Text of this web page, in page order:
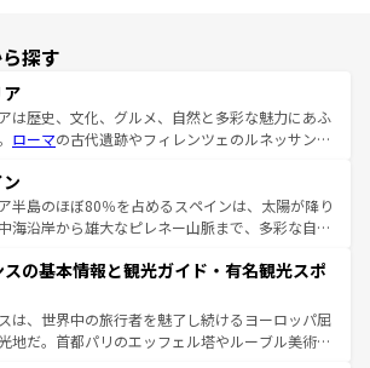
探す
ア
は歴史、文化、グルメ、自然と多彩な魅力にあふ
ローマの古代遺跡やフィレンツェのルネッサンス
スカーナの美しい田園風景やアマルフィ海岸の絶
自然景観も見逃せない。観光の合間には、本場の
スタなど、絶品のイタリア料理を堪能することも
れるイタリアで、忘れられない旅をしてみよう！
着のイタリア情報は
半島のほぼ80％を占めるスペインは、太陽が降り
海沿岸から雄大なピレネー山脈まで、多彩な自然
付くこの国では、情熱的なフラメンコ、熱気あふ
、そして美味しいタパスが生活の一部となってい
マドリードの洗練された雰囲気や、バルセロナの
溢れた街角から、地方では古代ローマ遺跡や中世
スの基本情報と観光ガイド・有名観光スポ
は、世界中の旅行者を魅了し続けるヨーロッパ屈
地だ。首都パリのエッフェル塔やルーブル美術館